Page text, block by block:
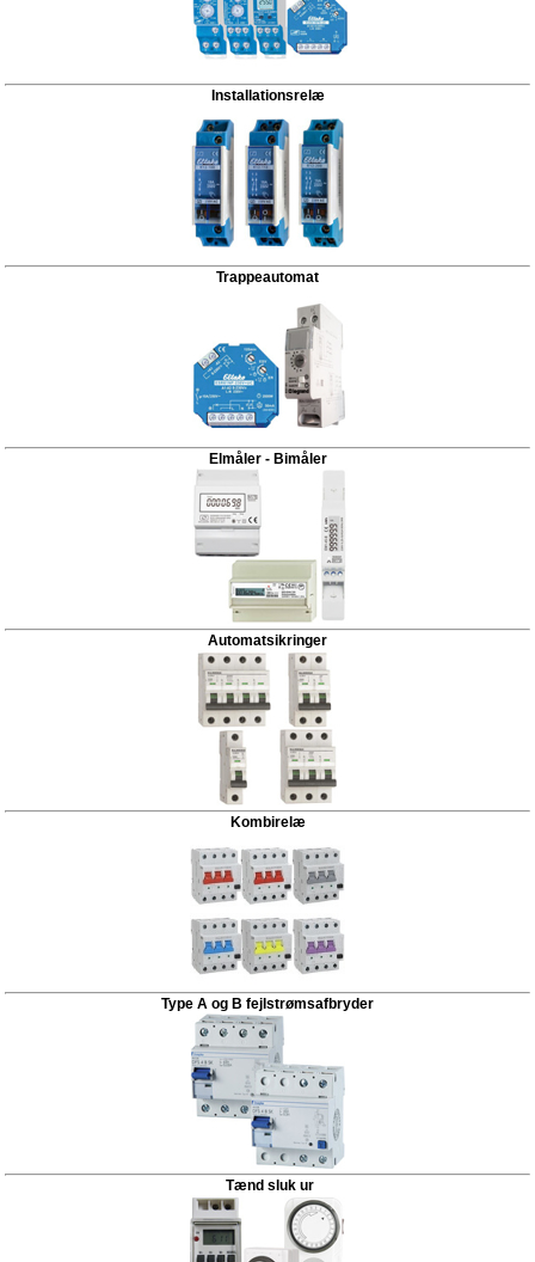
Installationsrelæ
Trappeautomat
Elmåler - Bimåler
Automatsikringer
Kombirelæ
Type A og B fejlstrømsafbryder
Tænd sluk ur